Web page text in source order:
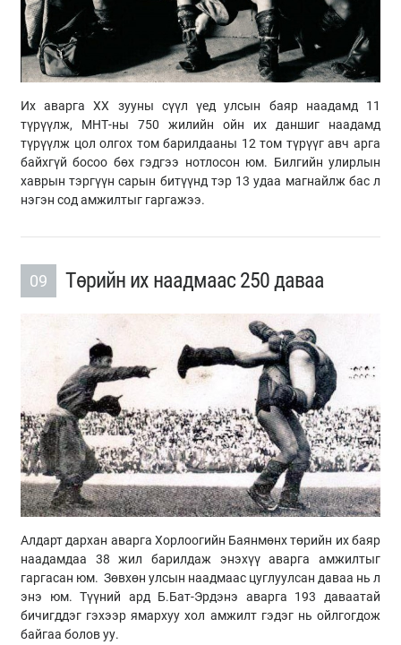
Их аварга ХХ зууны сүүл үед улсын баяр наадамд 11
түрүүлж, МНТ-ны 750 жилийн ойн их даншиг наадамд
түрүүлж цол олгох том барилдааны 12 том түрүүг авч арга
байхгүй босоо бөх гэдгээ нотлосон юм. Билгийн улирлын
хаврын тэргүүн сарын битүүнд тэр 13 удаа магнайлж бас л
нэгэн сод амжилтыг гаргажээ.
09 Төрийн их наадмаас 250 даваа
Алдарт дархан аварга Хорлоогийн Баянмөнх төрийн их баяр
наадамдаа 38 жил барилдаж энэхүү аварга амжилтыг
гаргасан юм. Зөвхөн улсын наадмаас цуглуулсан даваа нь л
энэ юм. Түүний ард Б.Бат-Эрдэнэ аварга 193 даваатай
бичигддэг гэхээр ямархуу хол амжилт гэдэг нь ойлгогдож
байгаа болов уу.